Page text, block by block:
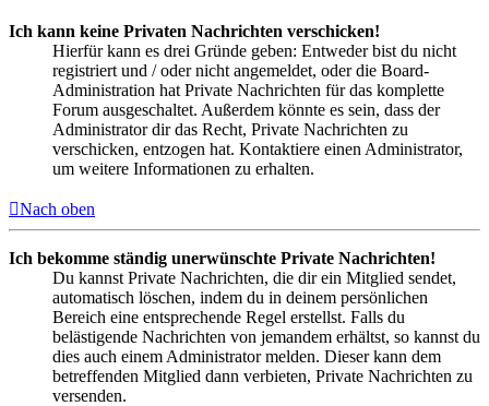
Ich kann keine Privaten Nachrichten verschicken!
Hierfür kann es drei Gründe geben: Entweder bist du nicht
registriert und / oder nicht angemeldet, oder die Board-
Administration hat Private Nachrichten für das komplette
Forum ausgeschaltet. Außerdem könnte es sein, dass der
Administrator dir das Recht, Private Nachrichten zu
verschicken, entzogen hat. Kontaktiere einen Administrator,
um weitere Informationen zu erhalten.
Nach oben
Ich bekomme ständig unerwünschte Private Nachrichten!
Du kannst Private Nachrichten, die dir ein Mitglied sendet,
automatisch löschen, indem du in deinem persönlichen
Bereich eine entsprechende Regel erstellst. Falls du
belästigende Nachrichten von jemandem erhältst, so kannst du
dies auch einem Administrator melden. Dieser kann dem
betreffenden Mitglied dann verbieten, Private Nachrichten zu
versenden.